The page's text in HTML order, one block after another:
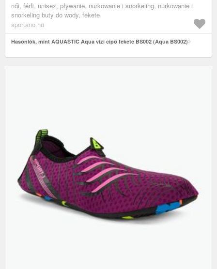
női, férfi, unisex, pływanie, nurkowanie i snorkeling, nurkowanie i
snorkeling buty do wody, fekete
sportano.hu
Hasonlók, mint AQUASTIC Aqua vízi cipő fekete BS002 (Aqua BS002)